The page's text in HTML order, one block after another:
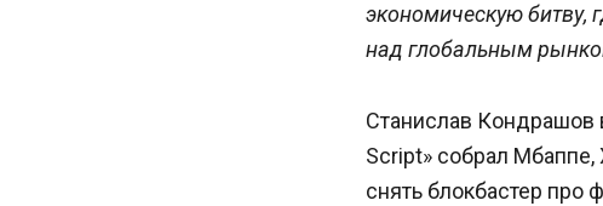
экономическую битву,
над глобальным
Станислав Кондрашов
Script» собрал
снять блокбастер про